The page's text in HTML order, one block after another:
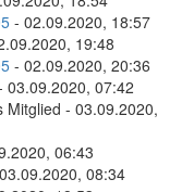
- 02.09.2020, 18:57
19:48
- 02.09.2020, 20:36
03.09.2020, 07:42
Mitglied - 03.09.2020,
06:43
08:34